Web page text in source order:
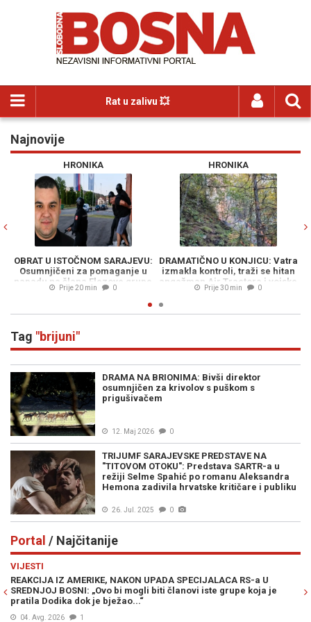
Rat u zalivu 💥
Najnovije
HRONIKA
OBRAT U ISTOČNOM SARAJEVU:
Osumnjičeni za pomaganje u
napadu na člana Elezove grupe
ide na slobodu
Prije 20 min 0
HRONIKA
DRAMATIČNO U KONJICU: Vatra
izmakla kontroli, traži se hitan
angažman Air Tractora i vojske
Prije 30 min 0
Tag "brijuni"
DRAMA NA BRIONIMA: Bivši direktor
osumnjičen za krivolov s puškom s
prigušivačem
12. Maj 2026 0
TRIJUMF SARAJEVSKE PREDSTAVE NA
"TITOVOM OTOKU": Predstava SARTR-a u
režiji Selme Spahić po romanu Aleksandra
Hemona zadivila hrvatske kritičare i publiku
26. Jul. 2025 0
Portal / Najčitanije
VIJESTI
REAKCIJA IZ AMERIKE, NAKON UPADA SPECIJALACA RS-a U
SREDNJOJ BOSNI: „Ovo bi mogli biti članovi iste grupe koja je
pratila Dodika dok je bježao...“
04. Avg. 2026 1